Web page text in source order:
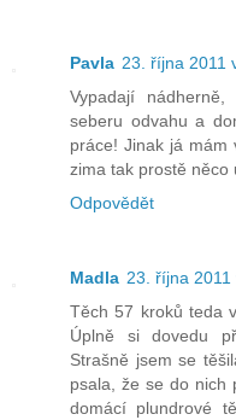
Pavla 23. října 2011
Vypadají
seberu odvahu a
práce! Jinak já mám
zima tak prostě něco
Odpovědět
Madla 23. října 2011
Těch 57 kroků teda
Úplně si dovedu
Strašně jsem se
psala, že se do nich
domácí plundrové